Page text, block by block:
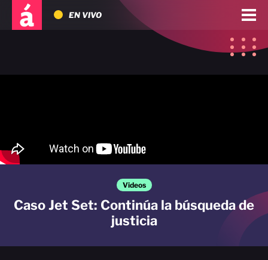
EN VIVO
Videos
Caso Jet Set: Continúa la búsqueda de
justicia